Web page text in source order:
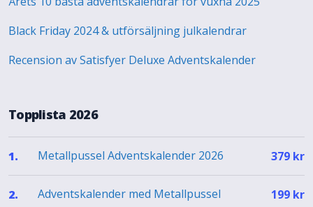
Black Friday 2024 & utförsäljning julkalendrar
Recension av Satisfyer Deluxe Adventskalender
Topplista 2026
1. Metallpussel Adventskalender 2026 379 kr
2. Adventskalender med Metallpussel 199 kr